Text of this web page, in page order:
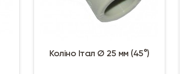
Коліно Італ Ø 25 мм (45°)